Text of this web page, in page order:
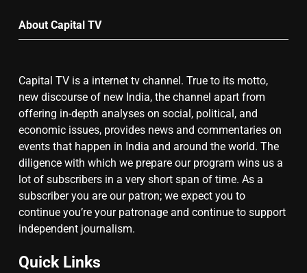
7
8
चुनाव से पहले लालू परिवार पर बड़ा झटका,
दिल्ली कोर्ट ने IRCTC घोटाले में आरोप
तय किए
About Capital TV
Capital TV is a internet tv channel. True to its motto,
new discourse of new India, the channel apart from
offering in-depth analyses on social, political, and
economic issues, provides news and commentaries on
events that happen in India and around the world. The
diligence with which we prepare our program wins us a
lot of subscribers in a very short span of time. As a
subscriber you are our patron; we expect you to
continue you’re your patronage and continue to support
independent journalism.
Quick Links